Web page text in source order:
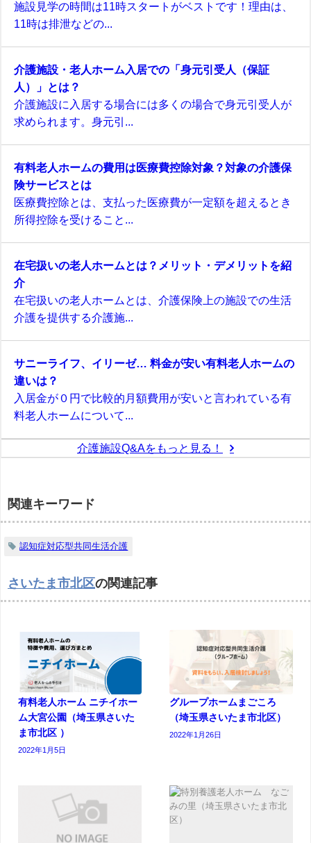
施設見学の時間は11時スタートがベストです！理由は、
11時は排泄などの...
介護施設・老人ホーム入居での「身元引受人（保証
人）」とは？
介護施設に入居する場合には多くの場合で身元引受人が
求められます。身元引...
有料老人ホームの費用は医療費控除対象？対象の介護保
険サービスとは
医療費控除とは、支払った医療費が一定額を超えるとき
所得控除を受けること...
在宅扱いの老人ホームとは？メリット・デメリットを紹
介
在宅扱いの老人ホームとは、介護保険上の施設での生活
介護を提供する介護施...
サニーライフ、イリーゼ… 料金が安い有料老人ホームの
違いは？
入居金が０円で比較的月額費用が安いと言われている有
料老人ホームについて...
介護施設Q&Aをもっと見る！
関連キーワード
認知症対応型共同生活介護
さいたま市北区の関連記事
有料老人ホーム ニチイホー
ム大宮公園（埼玉県さいた
ま市北区 ）
2022年1月5日
グループホームまごころ
（埼玉県さいたま市北区）
2022年1月26日